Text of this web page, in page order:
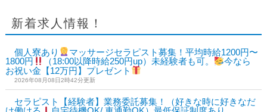
新着求人情報！
個人寮あり
マッサージセラピスト募集！平均時給1200円〜
1800円
（18:00以降時給250円up）未経験者も可。
今なら
お祝い金【12万円】プレゼント
2026年08月08日2時42分更新
セラピスト【経験者】業務委託募集！（好きな時に好きなだ